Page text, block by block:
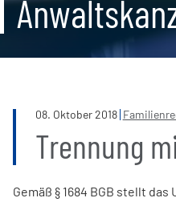
08. Oktober2018
Trennung
Gemäß § 1684 BGB stellt